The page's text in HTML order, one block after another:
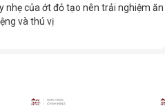
nhẹ của ớt đỏ tạo nên trải nghiệm ăn
và thú vị